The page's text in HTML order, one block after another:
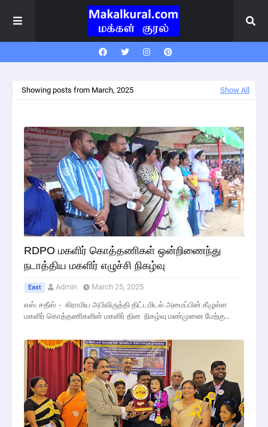
Showing posts from March, 2025 Show All
RDPO மகளிர் கொத்தணிகள் ஒன்றிணைந்து
நடாத்திய மகளிர் எழுச்சி நிகழ்வு
East Admin
March 25, 2025
எஸ். சதீஸ் - கிராமிய அபிவிருத்தி திட்டமிடல் அமைப்பின் கீழுள்ள
மகளிர் கொத்தணிகளின் மகளிர் தின நிகழ்வு மண்முனை மேற்கு…